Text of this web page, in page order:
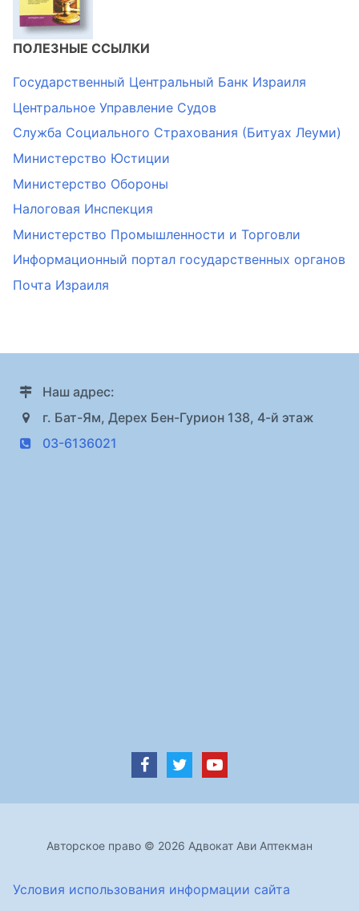
ПОЛЕЗНЫЕ ССЫЛКИ
Государственный Центральный Банк Израиля
Центральное Управление Судов
Служба Социального Страхования (Битуах Леуми)
Министерство Юстиции
Министерство Обороны
Налоговая Инспекция
Министерство Промышленности и Торговли
Информационный портал государственных органов
Почта Израиля
Наш адрес:
г. Бат-Ям, Дерех Бен-Гурион 138, 4-й этаж
03-6136021
Авторское право © 2026 Адвокат Ави Аптекман
Условия использования информации сайта